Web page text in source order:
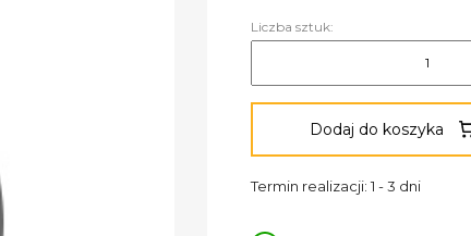
Liczba sztuk:
Dodaj do koszyka
Termin realizacji: 1 - 3 dni